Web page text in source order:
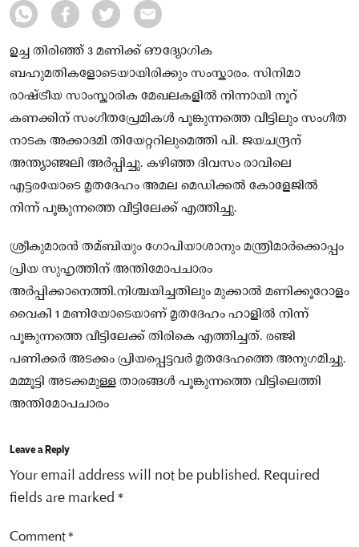
ഉച്ച തിരിഞ്ഞ് 3 മണിക്ക് ഔദ്യോഗിക
ബഹുമതികളോടെയായിരിക്കും സംസ്കാരം. സിനിമാ
രാഷ്ട്രീയ സാംസ്ക‌ാരിക മേഖലകളിൽ നിന്നായി നൂറ്
കണക്കിന് സംഗീതപ്രേമികൾ പൂങ്കുന്നത്തെ വീട്ടിലും സംഗീത
നാടക അക്കാദമി തിയേറ്ററിലുമെത്തി പി. ജയചന്ദ്രന്
അന്ത്യാഞ്ജലി അർപ്പിച്ചു. കഴിഞ്ഞ ദിവസം രാവിലെ
എട്ടരയോടെ മൃതദേഹം അമല മെഡിക്കൽ കോളേജിൽ
നിന്ന് പൂങ്കുന്നത്തെ വീട്ടിലേക്ക് എത്തിച്ചു.
ശ്രീകുമാരൻ തമ്ബിയും ഗോപിയാശാനും മന്ത്രിമാർക്കൊപ്പം
പ്രിയ സുഹൃത്തിന് അന്തിമോപചാരം
അർപ്പിക്കാനെത്തി.നിശ്ചയിച്ചതിലും മുക്കാൽ മണിക്കൂറോളം
വൈകി 1 മണിയോടെയാണ് മൃതദേഹം ഹാളിൽ നിന്ന്
പൂങ്കുന്നത്തെ വീട്ടിലേക്ക് തിരികെ എത്തിച്ചത്. രഞ്ജി
പണിക്കർ അടക്കം പ്രിയപ്പെട്ടവർ മൃതദേഹത്തെ അനുഗമിച്ചു.
മമ്മൂട്ടി അടക്കമുള്ള താരങ്ങൾ പൂങ്കുന്നത്തെ വീട്ടിലെത്തി
അന്തിമോപചാരം
Leave a Reply
Your email address will not be published. Required
fields are marked *
Comment*